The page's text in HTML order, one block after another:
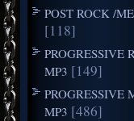
POST ROCK /
[118]
PROGRESSIVE
MP3 [149]
PROGRESSIVE
MP3 [486]